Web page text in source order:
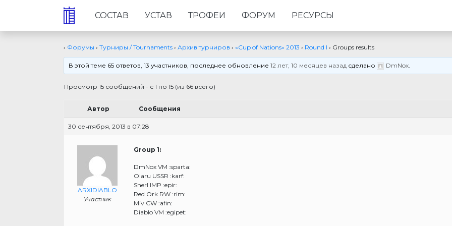
СОСТАВ УСТАВ ТРОФЕИ ФОРУМ РЕСУРСЫ
› Форумы › Турниры / Tournaments › Архив турниров › «Cup of Nations» 2013 › Round I › Groups results
В этой теме 65 ответов, 13 участников, последнее обновление12 лет, 10 месяцев назад сделано DmNox.
Просмотр 15 сообщений - с 1 по 15 (из 66 всего)
Автор Сообщения
30 сентября, 2013 в 07:28
ARXIDIABLO
Участник
Group 1:
DmNox VM :sparta:
Olaru USSR :karf:
Sherl IMP :epir:
Red Ork RW :rim:
Miv CW :afin:
Diablo VM :egipet: